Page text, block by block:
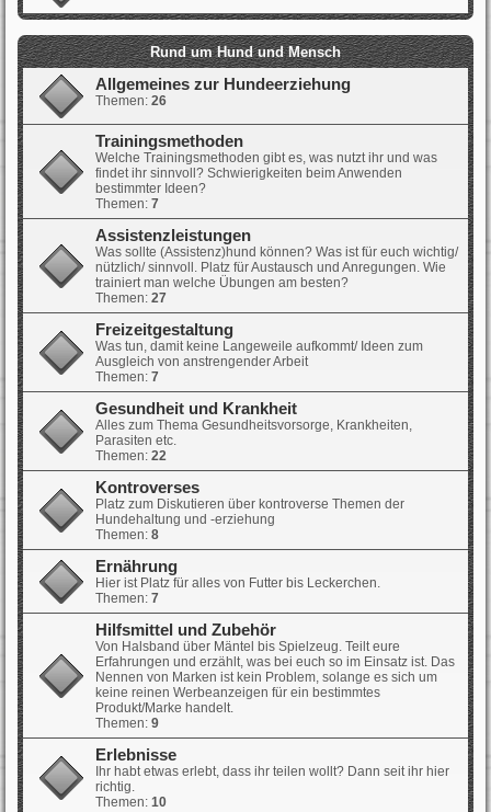
Rund um Hund und Mensch
Allgemeines zur Hundeerziehung
Themen: 26
Trainingsmethoden
Welche Trainingsmethoden gibt es, was nutzt ihr und was
findet ihr sinnvoll? Schwierigkeiten beim Anwenden
bestimmter Ideen?
Themen: 7
Assistenzleistungen
Was sollte (Assistenz)hund können? Was ist für euch wichtig/
nützlich/ sinnvoll. Platz für Austausch und Anregungen. Wie
trainiert man welche Übungen am besten?
Themen: 27
Freizeitgestaltung
Was tun, damit keine Langeweile aufkommt/ Ideen zum
Ausgleich von anstrengender Arbeit
Themen: 7
Gesundheit und Krankheit
Alles zum Thema Gesundheitsvorsorge, Krankheiten,
Parasiten etc.
Themen: 22
Kontroverses
Platz zum Diskutieren über kontroverse Themen der
Hundehaltung und -erziehung
Themen: 8
Ernährung
Hier ist Platz für alles von Futter bis Leckerchen.
Themen: 7
Hilfsmittel und Zubehör
Von Halsband über Mäntel bis Spielzeug. Teilt eure
Erfahrungen und erzählt, was bei euch so im Einsatz ist. Das
Nennen von Marken ist kein Problem, solange es sich um
keine reinen Werbeanzeigen für ein bestimmtes
Produkt/Marke handelt.
Themen: 9
Erlebnisse
Ihr habt etwas erlebt, dass ihr teilen wollt? Dann seit ihr hier
richtig.
Themen: 10